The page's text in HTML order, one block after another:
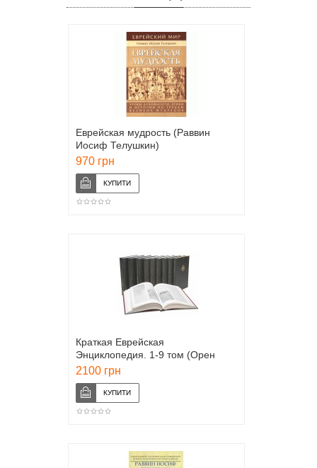
Еврейская мудрость (Раввин
Иосиф Телушкин)
970 грн
Краткая Еврейская
Энциклопедия. 1-9 том (Орен
Ицхак, Занд Михаэль)
2100 грн